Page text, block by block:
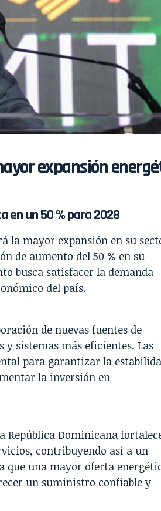
expansión
en un 50 % para 2028
la mayor expansión en su
de aumento del 50 % en su
busca satisfacer la demanda
del país.
de nuevas fuentes de
sistemas más eficientes. Las
para garantizar la
la inversión en
República Dominicana
contribuyendo así a un
que una mayor oferta
un suministro confiable y